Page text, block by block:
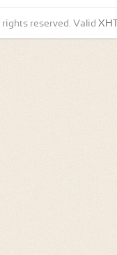
reserved. Valid